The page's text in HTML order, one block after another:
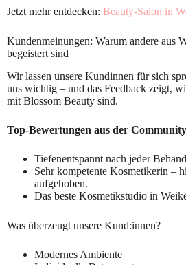
Jetzt mehr entdecken: Beauty-Salon in
Kundenmeinungen: Warum andere aus
begeistert sind
Wir lassen unsere Kundinnen für sich
uns wichtig – und das Feedback zeigt,
mit Blossom Beauty sind.
Top-Bewertungen aus der
Tiefenentspannt nach jeder
Sehr kompetente Kosmetikerin –
aufgehoben.
Das beste Kosmetikstudio in
Was überzeugt unsere Kund:innen?
Modernes Ambiente